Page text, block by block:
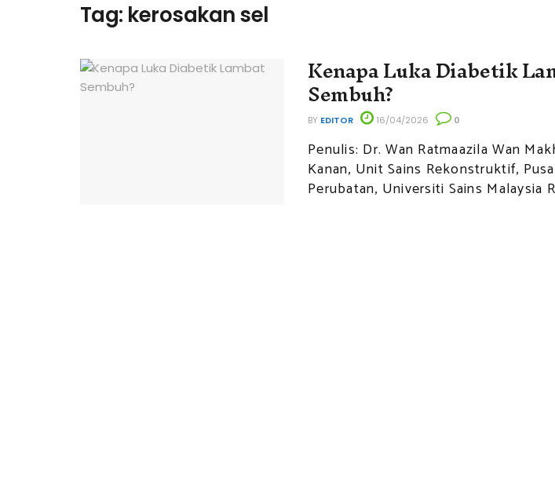
Tag: kerosakan sel
Kenapa Luka Diabetik
Sembuh?
BY EDITOR 16/04/2026 0
Penulis: Dr. Wan Ratmaazila Wan
Kanan, Unit Sains Rekonstruktif,
Perubatan, Universiti Sains Malaysia